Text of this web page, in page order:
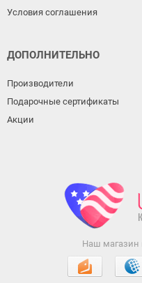
Условия соглашения
ДОПОЛНИТЕЛЬНО
Производители
Подарочные сертификаты
Акции
Наш магазин